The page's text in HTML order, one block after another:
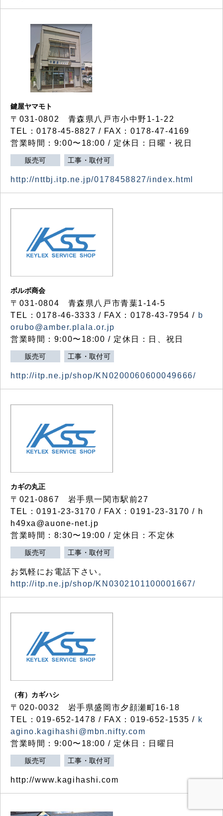
鍵屋ヤマモト
〒031-0802 青森県八戸市小中野1-1-22
TEL：0178-45-8827 / FAX：0178-47-4169
営業時間：9:00〜18:00 / 定休日：日曜・祝日
販売可 工事・取付可
http://nttbj.itp.ne.jp/0178458827/index.html
ボルボ商会
〒031-0804 青森県八戸市青葉1-14-5
TEL：0178-46-3333 / FAX：0178-43-7954 / b
orubo@amber.plala.or.jp
営業時間：9:00〜18:00 / 定休日：日、祝日
販売可 工事・取付可
http://itp.ne.jp/shop/KN0200060600049666/
カギの丸正
〒021-0867 岩手県一関市駅前27
TEL：0191-23-3170 / FAX：0191-23-3170 / h
h49xa@auone-net.jp
営業時間：8:30〜19:00 / 定休日：不定休
販売可 工事・取付可
お気軽にお電話下さい。
http://itp.ne.jp/shop/KN0302101100001667/
（有）カギハシ
〒020-0032 岩手県盛岡市夕顔瀬町16-18
TEL：019-652-1478 / FAX：019-652-1535 / k
agino.kagihashi@mbn.nifty.com
営業時間：9:00〜18:00 / 定休日：日曜日
販売可 工事・取付可
http://www.kagihashi.com